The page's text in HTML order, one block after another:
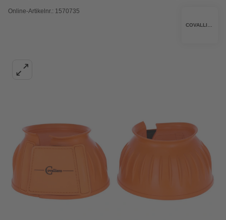
Online-Artikelnr.: 1570735